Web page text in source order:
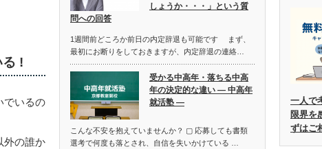
!
でいるの
外の誰か
しょうか・・・」という質
問への回答
1週間前どころか前日の内定辞退も可能です まず、
最初にお断りをしておきますが、内定辞退の連絡…
受かる中高年・落ちる中高
年の決定的な違い ― 中高年
就活塾 ―
こんな不安を抱えていませんか？ ▢ 応募しても書類
選考で何度も落とされ、自信を失いかけている …
一人で
限界を
ずはご